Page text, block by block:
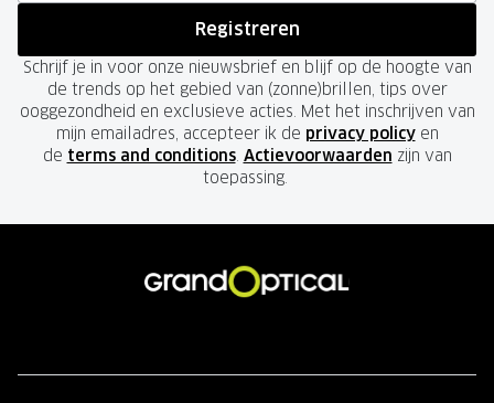
Registreren
Schrijf je in voor onze nieuwsbrief en blijf op de hoogte van
de trends op het gebied van (zonne)brillen, tips over
ooggezondheid en exclusieve acties. Met het inschrijven van
mijn emailadres, accepteer ik de privacy policyen
de terms and conditions. Actievoorwaarden zijn van
toepassing.